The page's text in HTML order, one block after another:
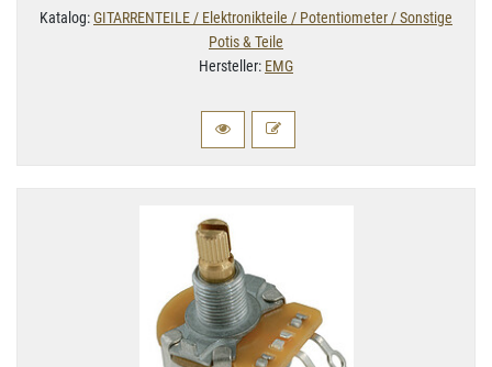
Katalog:GITARRENTEILE / Elektronikteile / Potentiometer / Sonstige
Potis & Teile
Hersteller: EMG